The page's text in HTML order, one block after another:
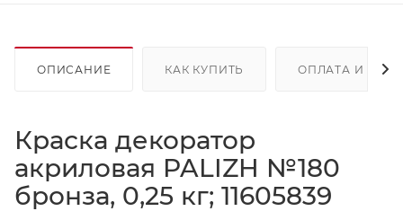
ОПИСАНИЕ КАК КУПИТЬ ОПЛАТА И
Краска декоратор
акриловая PALIZH №180
бронза, 0,25 кг; 11605839